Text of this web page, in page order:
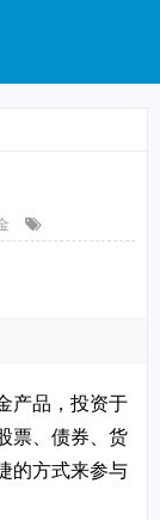
产品，投资于
票、债券、货
的方式来参与